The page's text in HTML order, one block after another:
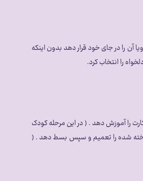
آن را در جای خود قرار دهد بدون اینکه
را انتخاب کرد.
را آموزش دهد . ( در این مرحله کودک
آموخته شده را تعمیم و سپس بسط دهد . (